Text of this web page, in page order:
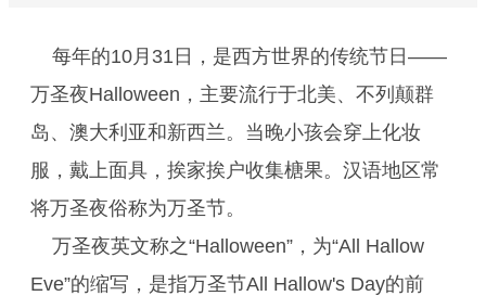
每年的10月31日，是西方世界的传统节日——
万圣夜Halloween，主要流行于北美、不列颠群
岛、澳大利亚和新西兰。当晚小孩会穿上化妆
服，戴上面具，挨家挨户收集榶果。汉语地区常
将万圣夜俗称为万圣节。
万圣夜英文称之“Halloween”，为“All Hallow
Eve”的缩写，是指万圣节All Hallow's Day的前